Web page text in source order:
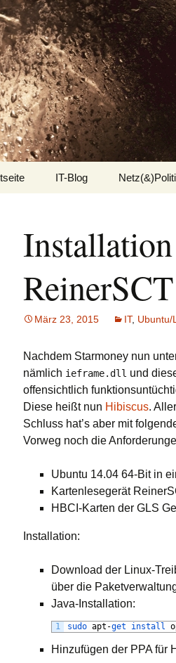
IT-Blog
Applicationserver
Jasper Reports
JQuery (mobile),
HTML5, CSS3
Oracle
redmine
Ubuntu/Linux Mint
Windows
März 23, 2015 IT, Ubuntu/
Nachdem Starmoney nun
nämlich ieframe.dll und
offensichtlich
Diese heißt nun Hibiscus.
Schluss hat’s aber mit
Vorweg noch die
Ubuntu 14.04 64-Bit in
Kartenlesegerät
HBCI -Karten der GLS
Installation:
Download der Linux-
über die
Java-Installation:
1 sudo apt -get install
Hinzufügen der PPAfür